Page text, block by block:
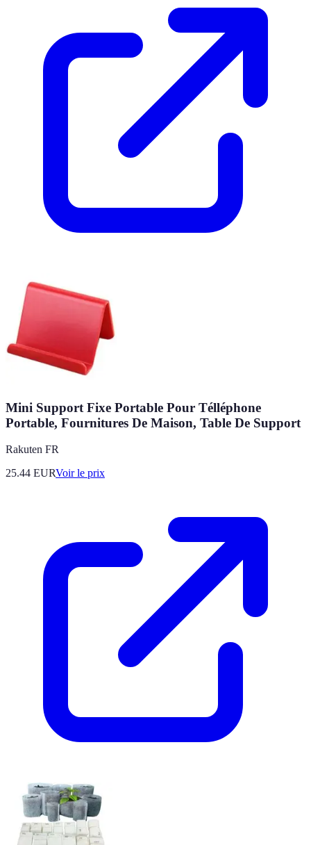
Mini Support Fixe Portable Pour Télléphone
Portable, Fournitures De Maison, Table De Support
Rakuten FR
25.44 EURVoir le prix